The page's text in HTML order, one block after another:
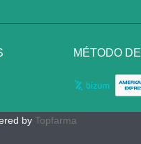
MÉTODO
by Topfarma